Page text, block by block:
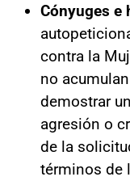
Cónyuges e
contra la
no
demostrar
agresión o
de la
términos de